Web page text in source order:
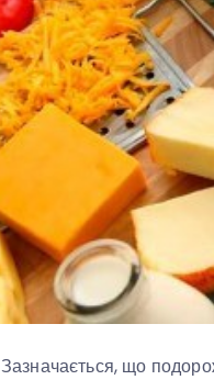
Зазначається, що